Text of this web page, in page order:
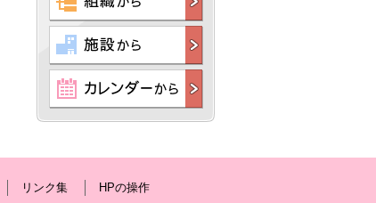
リンク集
HPの操作